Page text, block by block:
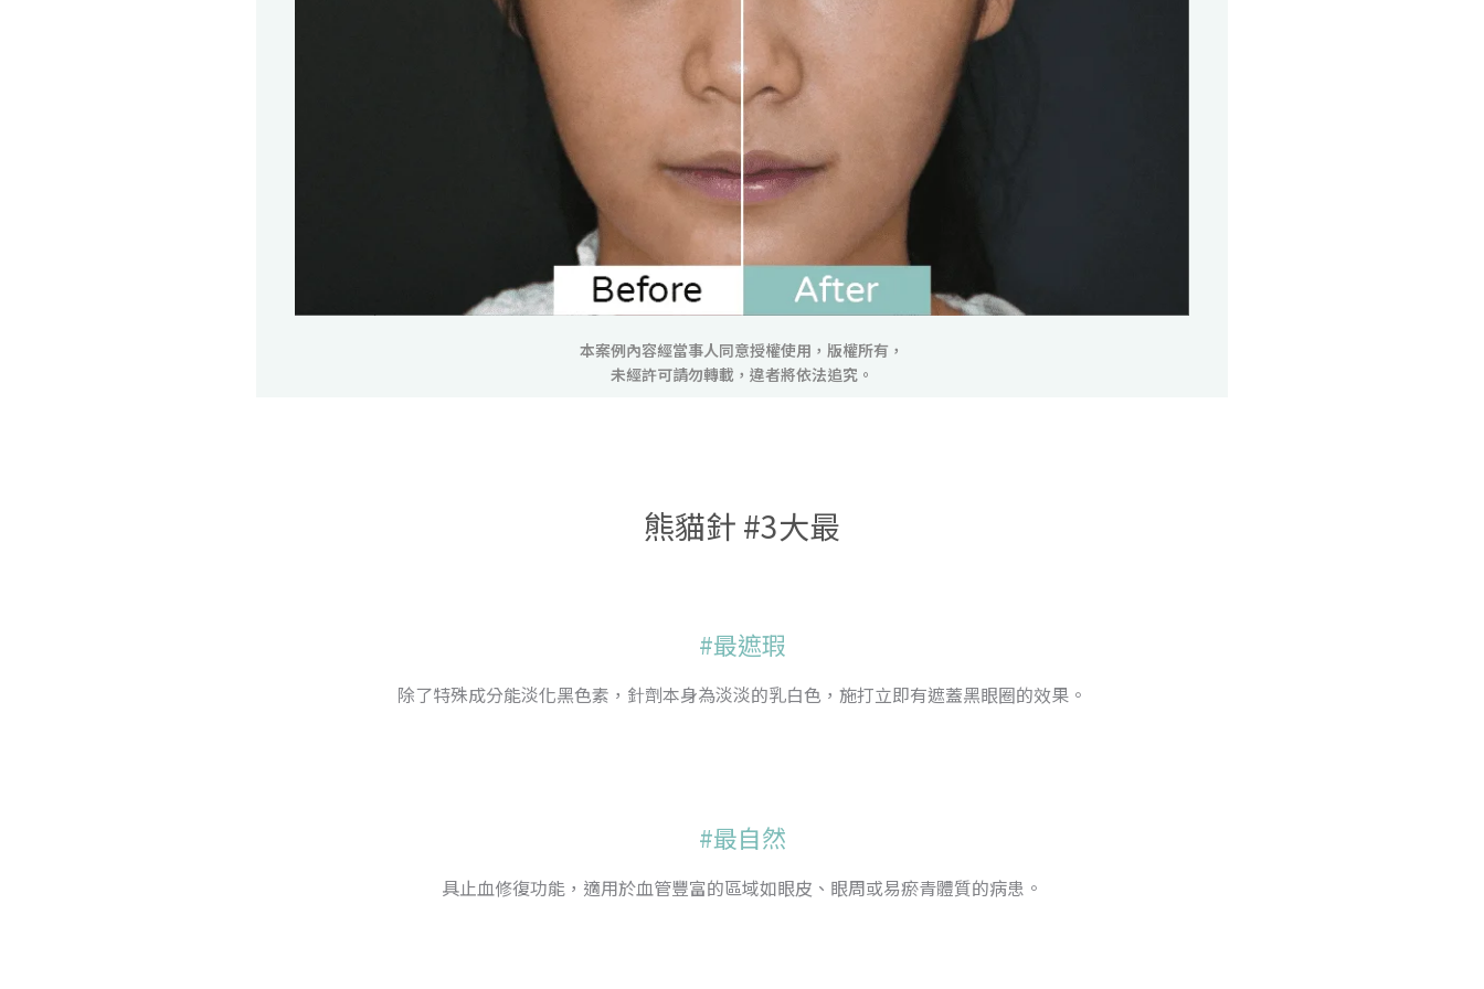
本案例內容經當事人同意授權使用，版權所有，
未經許可請勿轉載，違者將依法追究。
熊貓針 #3大最
#最遮瑕
除了特殊成分能淡化黑色素，針劑本身為淡淡的乳白色，施打立即有遮蓋黑眼圈的效果。
#最自然
具止血修復功能，適用於血管豐富的區域如眼皮、眼周或易瘀青體質的病患。